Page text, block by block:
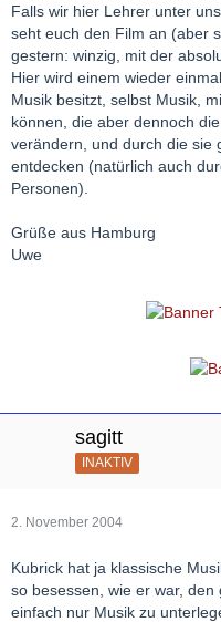
Falls wir hier Lehrer unter
seht euch den Film an (aber
gestern: winzig, mit der
Hier wird einem wieder
Musik besitzt, selbst Musik,
können, die aber dennoch
verändern, und durch die sie
entdecken (natürlich auch
Personen).
Grüße aus Hamburg
Uwe
sagitt
INAKTIV
2. November 2004
Kubrick hat ja klassische
so besessen, wie er war,
einfach nur Musik zu